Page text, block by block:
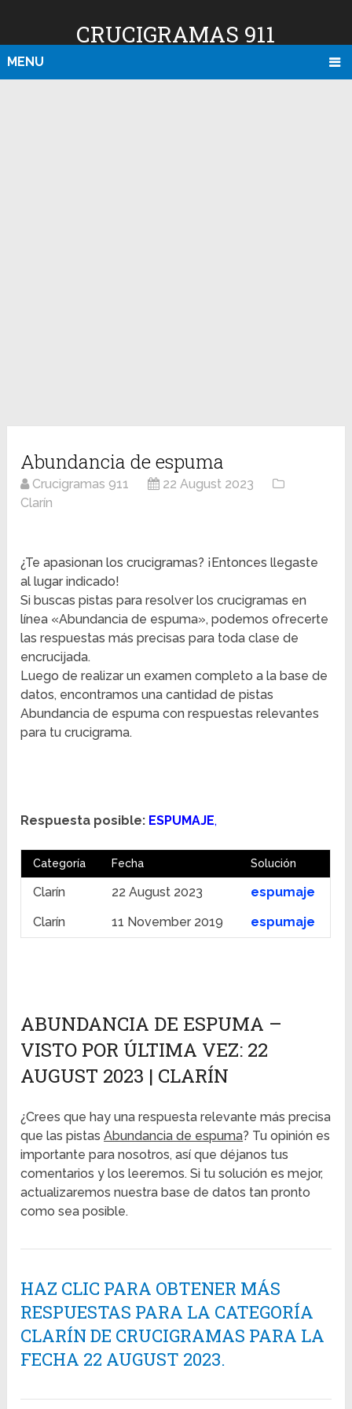
CRUCIGRAMAS 911
MENU
Abundancia de espuma
Crucigramas 911
22 August 2023
Clarín
¿Te apasionan los crucigramas? ¡Entonces llegaste
al lugar indicado!
Si buscas pistas para resolver los crucigramas en
línea «Abundancia de espuma», podemos ofrecerte
las respuestas más precisas para toda clase de
encrucijada.
Luego de realizar un examen completo a la base de
datos, encontramos una cantidad de pistas
Abundancia de espuma con respuestas relevantes
para tu crucigrama.
Respuesta posible: ESPUMAJE,
Categoría Fecha Solución
Clarín 22 August 2023
espumaje
Clarín
11 November 2019 espumaje
ABUNDANCIA DE ESPUMA –
VISTO POR ÚLTIMA VEZ: 22
AUGUST 2023 | CLARÍN
¿Crees que hay una respuesta relevante más precisa
que las pistasAbundancia de espuma? Tu opinión es
importante para nosotros, así que déjanos tus
comentarios y los leeremos. Si tu solución es mejor,
actualizaremos nuestra base de datos tan pronto
como sea posible.
HAZ CLIC PARA OBTENER MÁS
RESPUESTAS PARA LA CATEGORÍA
CLARÍN DE CRUCIGRAMAS PARA LA
FECHA 22 AUGUST 2023.